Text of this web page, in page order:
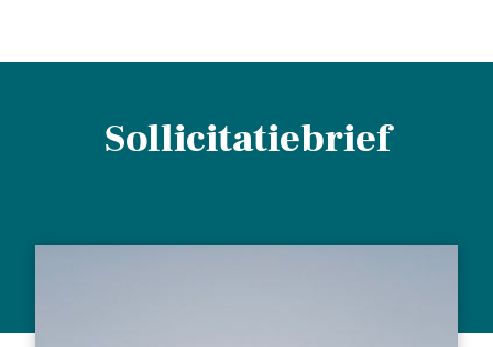
Sollicitatiebrief